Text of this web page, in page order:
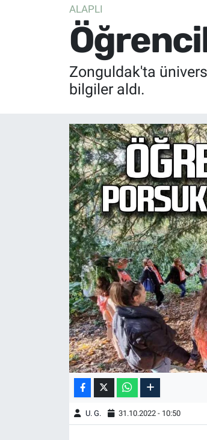
ALAPLI
Zonguldak'ta
bilgiler aldı.
U. G. 31.10.2022 - 10:50